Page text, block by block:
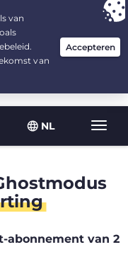
NL
jaar, voor $
abonnement van 2